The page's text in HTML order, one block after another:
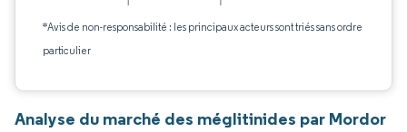
*Avis de non-responsabilité : les principaux acteurs sont triés sans ordre
particulier
Analyse du marché des méglitinides par Mordor